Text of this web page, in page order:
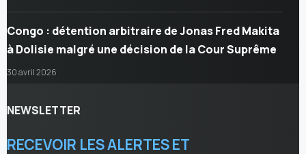
Congo : détention arbitraire de Jonas Fred Makita
à Dolisie malgré une décision de la Cour Suprême
30 avril 2026
NEWSLETTER
RECEVOIR LES ALERTES ET